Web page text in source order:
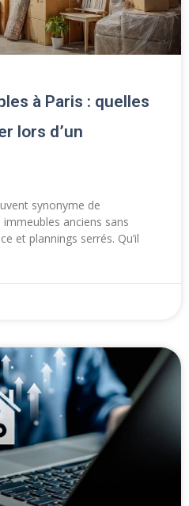
à Paris : quelles
lors d’un
synonyme de
anciens sans
et plannings serrés. Qu’il